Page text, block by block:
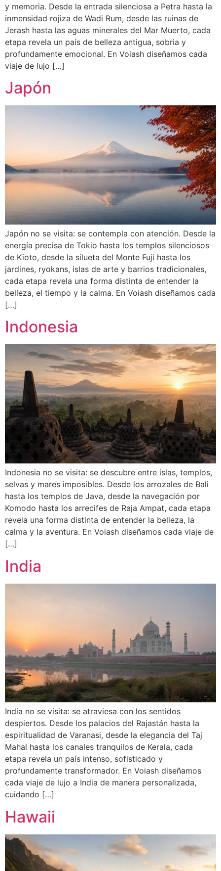
y memoria. Desde la entrada silenciosa a Petra hasta la
inmensidad rojiza de Wadi Rum, desde las ruinas de
Jerash hasta las aguas minerales del Mar Muerto, cada
etapa revela un país de belleza antigua, sobria y
profundamente emocional. En Voiash diseñamos cada
viaje de lujo […]
Japón
Japón no se visita: se contempla con atención. Desde la
energía precisa de Tokio hasta los templos silenciosos
de Kioto, desde la silueta del Monte Fuji hasta los
jardines, ryokans, islas de arte y barrios tradicionales,
cada etapa revela una forma distinta de entender la
belleza, el tiempo y la calma. En Voiash diseñamos cada
[…]
Indonesia
Indonesia no se visita: se descubre entre islas, templos,
selvas y mares imposibles. Desde los arrozales de Bali
hasta los templos de Java, desde la navegación por
Komodo hasta los arrecifes de Raja Ampat, cada etapa
revela una forma distinta de entender la belleza, la
calma y la aventura. En Voiash diseñamos cada viaje de
[…]
India
India no se visita: se atraviesa con los sentidos
despiertos. Desde los palacios del Rajastán hasta la
espiritualidad de Varanasi, desde la elegancia del Taj
Mahal hasta los canales tranquilos de Kerala, cada
etapa revela un país intenso, sofisticado y
profundamente transformador. En Voiash diseñamos
cada viaje de lujo a India de manera personalizada,
cuidando […]
Hawaii